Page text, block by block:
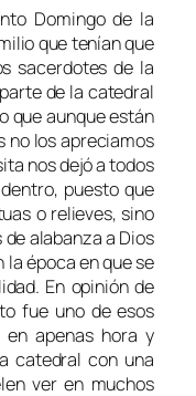
Domingo de la
que tenían que
sacerdotes de la
de la catedral
que aunque están
no los apreciamos
nos dejó a todos
puesto que
o relieves, sino
alabanza a Dios
época en que se
En opinión de
fue uno de esos
apenas hora y
catedral con una
ver en muchos